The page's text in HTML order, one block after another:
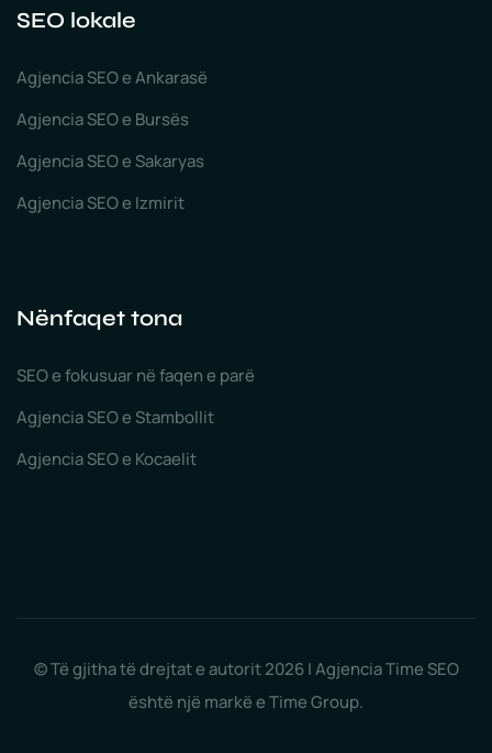
SEO lokale
Agjencia SEO e Ankarasë
Agjencia SEO e Bursës
Agjencia SEO e Sakaryas
Agjencia SEO e Izmirit
Nënfaqet tona
SEO e fokusuar në faqen e parë
Agjencia SEO e Stambollit
Agjencia SEO e Kocaelit
© Të gjitha të drejtat e autorit 2026 | Agjencia Time SEO
është një markë e Time Group.